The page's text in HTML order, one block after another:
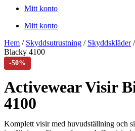
Mitt konto
Mitt konto
Hem / Skyddsutrustning / Skyddskläder/
Blacky 4100
Activewear Visir
4100
Komplett visir med huvudställning och